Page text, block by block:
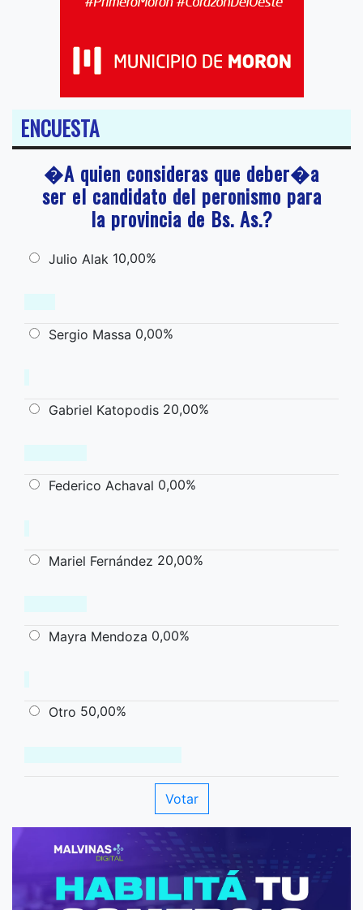
ENCUESTA
�A quien consideras que deber�a
ser el candidato del peronismo para
la provincia de Bs. As.?
Julio Alak 10,00%
Sergio Massa 0,00%
Gabriel Katopodis 20,00%
Federico Achaval 0,00%
Mariel Fernández 20,00%
Mayra Mendoza 0,00%
Otro 50,00%